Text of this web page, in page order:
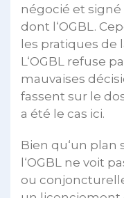
négocié et signé
dont l‘OGBL.
les pratiques de
L‘OGBL refuse
mauvaises
fassent sur le
a été le cas ici.
Bien qu‘un plan
l‘OGBL ne voit
ou